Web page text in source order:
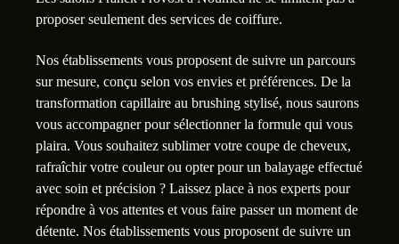
proposer seulement des services de coiffure.
Nos établissements vous proposent de suivre un parcours
sur mesure, conçu selon vos envies et préférences. De la
transformation capillaire au brushing stylisé, nous saurons
vous accompagner pour sélectionner la formule qui vous
plaira. Vous souhaitez sublimer votre coupe de cheveux,
rafraîchir votre couleur ou opter pour un balayage effectué
avec soin et précision ? Laissez place à nos experts pour
répondre à vos attentes et vous faire passer un moment de
détente. Nos établissements vous proposent de suivre un